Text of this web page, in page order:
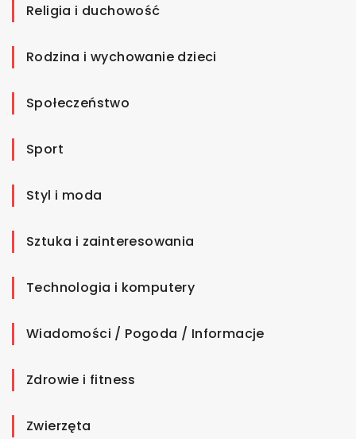
Religia i duchowość
Rodzina i wychowanie dzieci
Społeczeństwo
Sport
Styl i moda
Sztuka i zainteresowania
Technologia i komputery
Wiadomości / Pogoda / Informacje
Zdrowie i fitness
Zwierzęta